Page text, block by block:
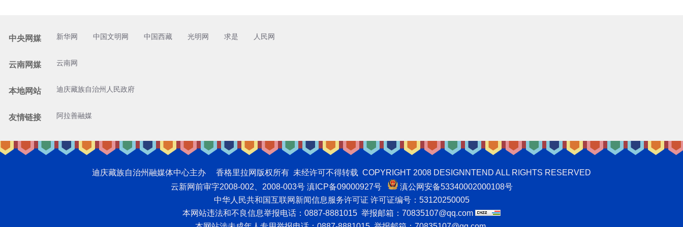
中央网媒 新华网 中国文明网 中国西藏 光明网 求是 人民网
云南网媒 云南网
本地网站 迪庆藏族自治州人民政府
友情链接 阿拉善融媒
迪庆藏族自治州融媒体中心主办 香格里拉网版权所有 未经许可不得转载 COPYRIGHT 2008 DESIGNNTEND ALL RIGHTS RESERVED
云新网前审字2008-002、2008-003号 滇ICP备09000927号
滇公网安备53340002000108号
中华人民共和国互联网新闻信息服务许可证 许可证编号：53120250005
本网站违法和不良信息举报电话：0887-8881015 举报邮箱：70835107@qq.com